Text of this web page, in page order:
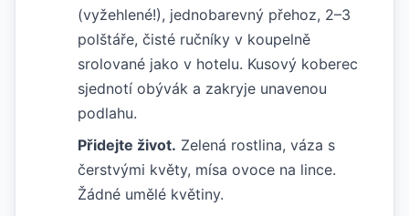
(vyžehlené!), jednobarevný přehoz, 2–3
polštáře, čisté ručníky v koupelně
srolované jako v hotelu. Kusový koberec
sjednotí obývák a zakryje unavenou
podlahu.
Přidejte život. Zelená rostlina, váza s
čerstvými květy, mísa ovoce na lince.
Žádné umělé květiny.